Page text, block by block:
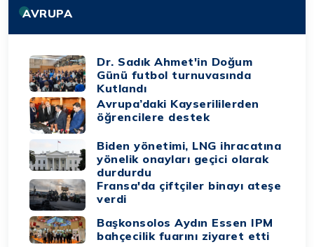
AVRUPA
Dr. Sadık Ahmet'in Doğum
Günü futbol turnuvasında
Kutlandı
Avrupa’daki Kayserililerden
öğrencilere destek
Biden yönetimi, LNG ihracatına
yönelik onayları geçici olarak
durdurdu
Fransa'da çiftçiler binayı ateşe
verdi
Başkonsolos Aydın Essen IPM
bahçecilik fuarını ziyaret etti